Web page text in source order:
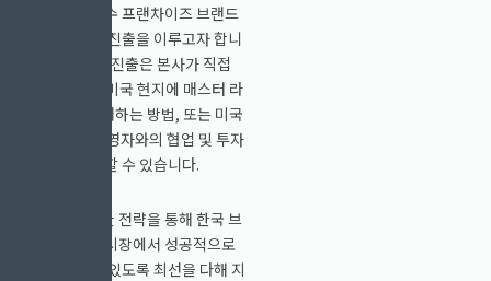
은 한국의 우수 프랜차이즈 브랜드
와 함께 미국 진출을 이루고자 합니
다. 미국 시장 진출은 본사가 직접
운영하거나, 미국 현지에 매스터 라
이센스를 판매하는 방법, 또는 미국
현지 F&B 운영자와의 협업 및 투자
를 통해 진출할 수 있습니다.
이러한 다양한 전략을 통해 한국 브
랜드가 미국 시장에서 성공적으로
자리 잡을 수 있도록 최선을 다해 지